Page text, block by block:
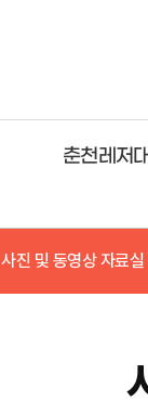
춘천레저
사진 및 동영상 자료실